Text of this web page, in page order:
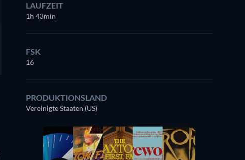
LAUFZEIT
1h 43min
FSK
16
PRODUKTIONSLAND
Vereinigte Staaten (US)